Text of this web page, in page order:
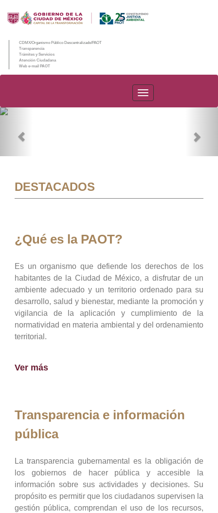
CDMX/Organismo Público Descentralizado/PAOT
Transparencia
Trámites y Servicios
Atención Ciudadana
Web e-mail PAOT
PAOT
DESTACADOS
¿Qué es la PAOT?
Es un organismo que defiende los derechos de los
habitantes de la Ciudad de México, a disfrutar de un
ambiente adecuado y un territorio ordenado para su
desarrollo, salud y bienestar, mediante la promoción y
vigilancia de la aplicación y cumplimiento de la
normatividad en materia ambiental y del ordenamiento
territorial.
Ver más
Transparencia e información
pública
La transparencia gubernamental es la obligación de
los gobiernos de hacer pública y accesible la
información sobre sus actividades y decisiones. Su
propósito es permitir que los ciudadanos supervisen la
gestión pública, comprendan el uso de los recursos,